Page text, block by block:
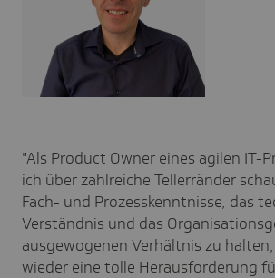
"Als Product Owner eines agilen IT-
ich über zahlreiche Tellerränder
Fach- und Prozesskenntnisse, das
Verständnis und das
ausgewogenen Verhältnis zu
wieder eine tolle Herausforderung